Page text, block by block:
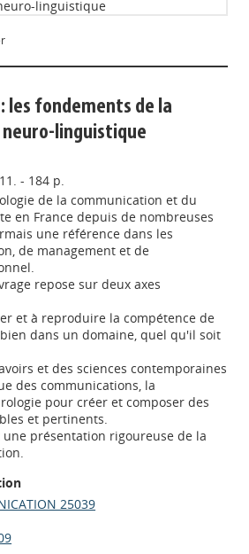
les fondements de la
linguistique
- 184 p.
de la communication et du
en France depuis de nombreuses
une référence dans les
de management et de
repose sur deux axes
et à reproduire la compétence de
dans un domaine, quel qu'il soit
et des sciences contemporaines
des communications, la
pour créer et composer des
et pertinents.
présentation rigoureuse de la
25039